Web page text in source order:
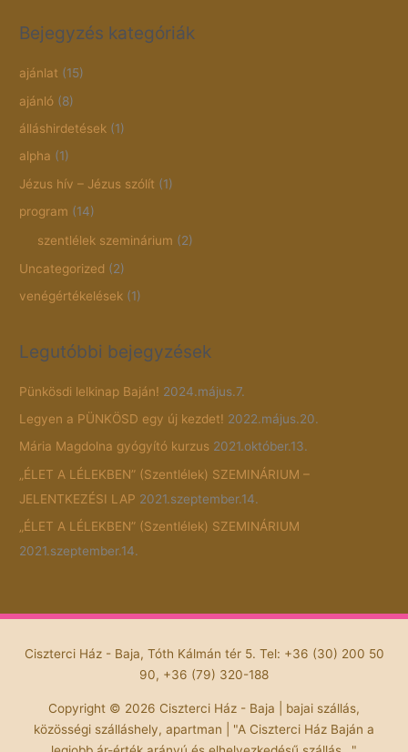
Bejegyzés kategóriák
ajánlat (15)
ajánló (8)
álláshirdetések (1)
alpha (1)
Jézus hív – Jézus szólít (1)
program (14)
szentlélek szeminárium (2)
Uncategorized (2)
venégértékelések (1)
Legutóbbi bejegyzések
Pünkösdi lelkinap Baján! 2024.május.7.
Legyen a PÜNKÖSD egy új kezdet! 2022.május.20.
Mária Magdolna gyógyító kurzus 2021.október.13.
„ÉLET A LÉLEKBEN” (Szentlélek) SZEMINÁRIUM –
JELENTKEZÉSI LAP 2021.szeptember.14.
„ÉLET A LÉLEKBEN” (Szentlélek) SZEMINÁRIUM
2021.szeptember.14.
Ciszterci Ház - Baja, Tóth Kálmán tér 5. Tel: +36 (30) 200 50
90, +36 (79) 320-188
Copyright © 2026 Ciszterci Ház - Baja | bajai szállás,
közösségi szálláshely, apartman | "A Ciszterci Ház Baján a